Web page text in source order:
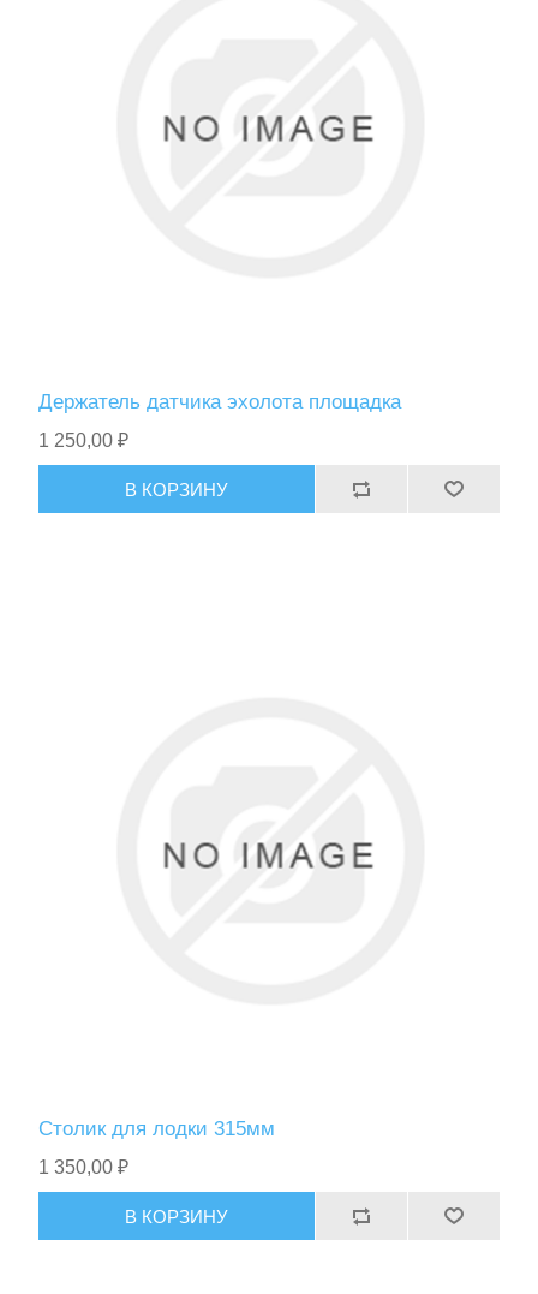
Держатель датчика эхолота площадка
1 250,00 ₽
В КОРЗИНУ
Столик для лодки 315мм
1 350,00 ₽
В КОРЗИНУ